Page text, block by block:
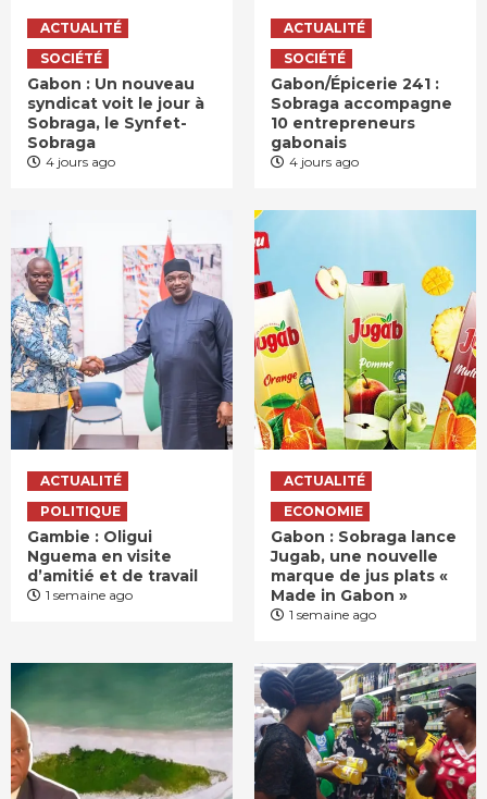
ACTUALITÉ
SOCIÉTÉ
Gabon : Un nouveau
syndicat voit le jour à
Sobraga, le Synfet-
Sobraga
4 jours ago
ACTUALITÉ
SOCIÉTÉ
Gabon/Épicerie 241 :
Sobraga accompagne
10 entrepreneurs
gabonais
4 jours ago
ACTUALITÉ
POLITIQUE
Gambie : Oligui
Nguema en visite
d’amitié et de travail
1 semaine ago
ACTUALITÉ
ECONOMIE
Gabon : Sobraga lance
Jugab, une nouvelle
marque de jus plats «
Made in Gabon »
1 semaine ago